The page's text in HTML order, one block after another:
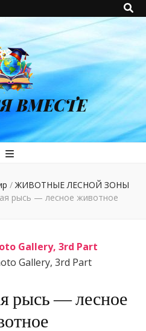
ВМЕСТЕ
/ ЖИВОТНЫЕ ЛЕСНОЙ ЗОНЫ
рысь — лесное животное
Gallery, 3rd Part
Gallery, 3rd Part
рысь — лесное